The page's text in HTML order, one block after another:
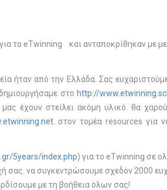
το eTwinning και ανταποκρίθηκαν με
ήταν από την Ελλάδα. Σας
στο http://
έχουν στείλει ακόμη υλικό. θα
. στον τομέα resources για
5years/index.php) για το eTwinning σε
να συγκεντρώσουμε σχεδόν 2000
με τη βοήθεια όλων σας!